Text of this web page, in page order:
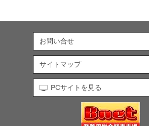
お問い合せ
サイトマップ
PCサイトを見る